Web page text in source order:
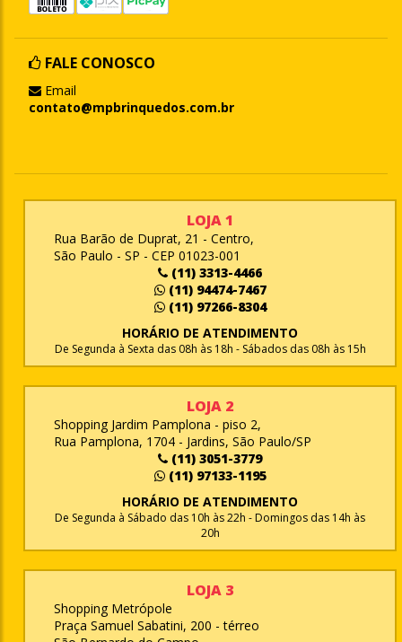
FALE CONOSCO
Email
contato@mpbrinquedos.com.br
LOJA 1
Rua Barão de Duprat, 21 - Centro,
São Paulo - SP - CEP 01023-001
(11) 3313-4466
(11) 94474-7467
(11) 97266-8304
HORÁRIO DE ATENDIMENTO
De Segunda à Sexta das 08h às 18h - Sábados das 08h às 15h
LOJA 2
Shopping Jardim Pamplona - piso 2,
Rua Pamplona, 1704 - Jardins, São Paulo/SP
(11) 3051-3779
(11) 97133-1195
HORÁRIO DE ATENDIMENTO
De Segunda à Sábado das 10h às 22h - Domingos das 14h às
20h
LOJA 3
Shopping Metrópole
Praça Samuel Sabatini, 200 - térreo